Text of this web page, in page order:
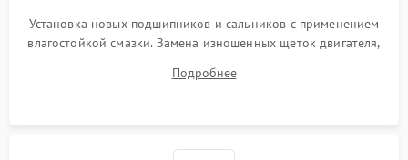
Установка новых подшипников и сальников с применением
влагостойкой смазки. Замена изношенных щеток двигателя,
или поврежденной резиновой манжеты.
Подробнее